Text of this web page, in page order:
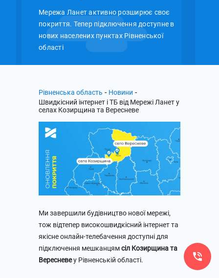
Мережа Ланет активно розширює своє
покриття. Тепер підключення доступне в
нових населених пунктах Рівненської
області
Рівненська область - Новини -
Швидкісний інтернет і ТБ від Мережі Ланет у
селах Козирщина та Вересневе
Ми завершили будівництво нової мережі,
тож відтепер високошвидкісний інтернет та
якісне онлайн-телебачення доступні для
підключення мешканцямсіл Козирщина та
Вересневеу Рівненській області.